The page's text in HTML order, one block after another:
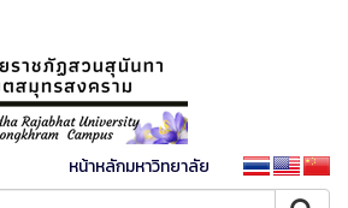
หน้าหลักมหาวิทยาลัย